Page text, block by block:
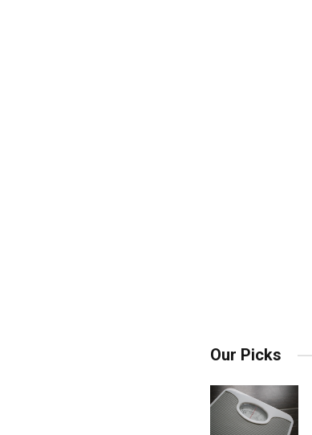
Our Picks